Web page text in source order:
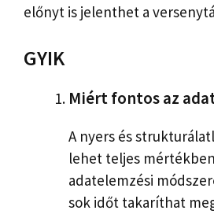
előnyt is jelenthet a
GYIK
Miért fontos az
A nyers és
lehet teljes
adatelemzési
sok időt takaríthat